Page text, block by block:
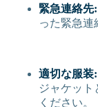
緊急連絡先:
った緊急連
適切な服装:
ジャケット
ください。